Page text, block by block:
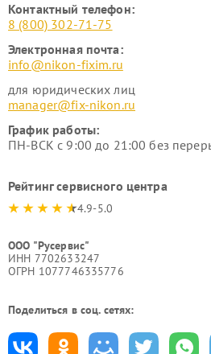
Контактный телефон:
8 (800) 302-71-75
Электронная почта:
info@nikon-fixim.ru
для юридических лиц
manager@fix-nikon.ru
График работы:
ПН-ВСК с 9:00 до 21:00 без
Рейтинг сервисного центра
4.9-5.0
ООО "Русервис"
ИНН 7702633247
ОГРН 1077746335776
Поделиться в соц. сетях: